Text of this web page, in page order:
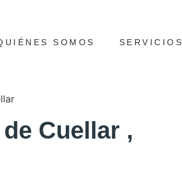
SOMOS SERVICIOS
Cuellar ,